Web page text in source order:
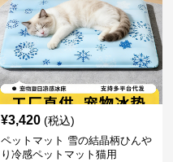
¥3,420 (税込)
ペットマット 雪の結晶柄ひんや
り冷感ペットマット猫用